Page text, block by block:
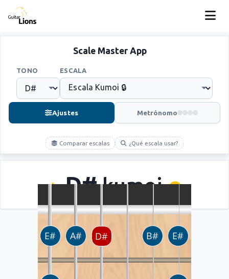
Scale Master App
TONO ESCALA
Ajustes Metrónomo
Comparar escalas ¿Qué escala usar?
D#kumoi